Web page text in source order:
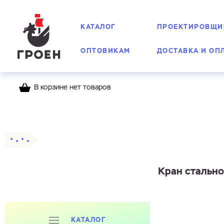
КАТАЛОГ
ОПТОВИКАМ ДОСТАВКА И
В корзине нет товаров
Кран
КАТАЛОГ